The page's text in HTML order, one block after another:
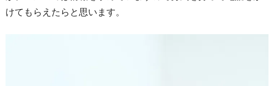
けてもらえたらと思います。